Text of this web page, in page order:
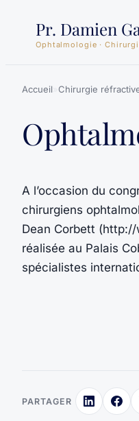
contenu
Pr. Damien
Ophtalmologie ·
Accueil Chirurgie
A l’occasion du
chirurgiens
Dean Corbett
réalisée au Palais
spécialistes
PARTAGER